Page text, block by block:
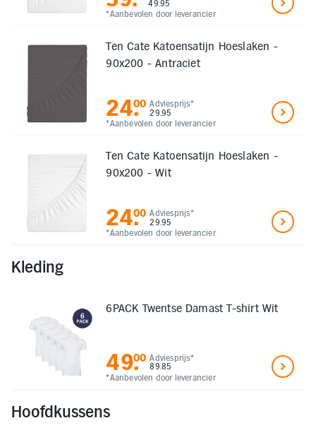
49.95
*Aanbevolen door leverancier
Ten Cate Katoensatijn Hoeslaken -
90x200 - Antraciet
Adviesprijs*
29.95
*Aanbevolen door leverancier
24.
00
Ten Cate Katoensatijn Hoeslaken -
90x200 - Wit
Adviesprijs*
29.95
*Aanbevolen door leverancier
24.
00
Kleding
6PACK Twentse Damast T-shirt Wit
Adviesprijs*
89.85
*Aanbevolen door leverancier
49.
00
Hoofdkussens